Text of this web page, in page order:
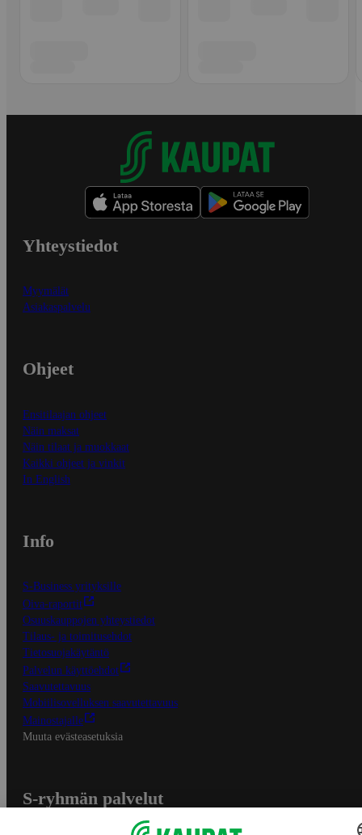
Yhteystiedot
Myymälät
Asiakaspalvelu
Ohjeet
Ensitilaajan ohjeet
Näin maksat
Näin tilaat ja muokkaat
Kaikki ohjeet ja vinkit
In English
Info
S-Business yrityksille
Oiva-raportit
Osuuskauppojen yhteystiedot
Tilaus- ja toimitusehdot
Tietosuojakäytäntö
Palvelun käyttöehdot
Saavutettavuus
Mobiilisovelluksen saavutettavuus
Mainostajalle
Muuta evästeasetuksia
S-ryhmän palvelut